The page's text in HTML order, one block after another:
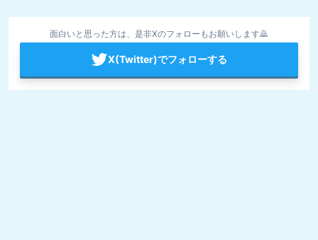
面白いと思った方は、是非Xのフォローもお願いします🙇
X(Twitter)でフォローする